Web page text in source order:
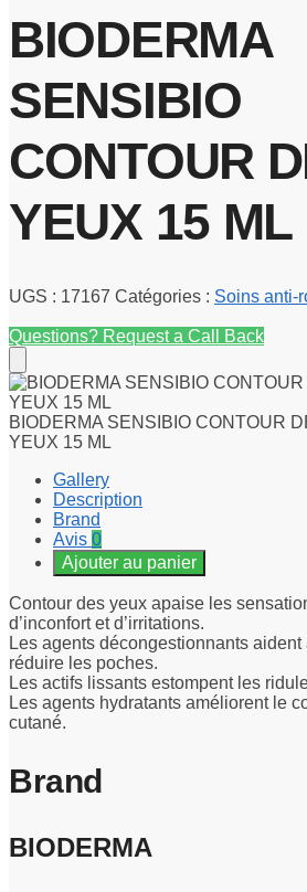
BIODERMA
SENSIBIO
CONTOUR
YEUX 15 ML
UGS : 17167 Catégories : Soins anti-
Questions? Request a Call Back
BIODERMA SENSIBIO CONTOUR
YEUX 15 ML
Gallery
Description
Brand
Avis 0
Ajouter au panier
Contour des yeux apaise les
d’inconfort et d’irritations.
Les agents décongestionnants aident
réduire les poches.
Les actifs lissants estompent les
Les agents hydratants améliorent le
cutané.
Brand
BIODERMA